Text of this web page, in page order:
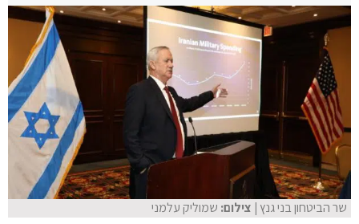
שר הביטחון בני גנץ | צילום: שמוליק עלמני